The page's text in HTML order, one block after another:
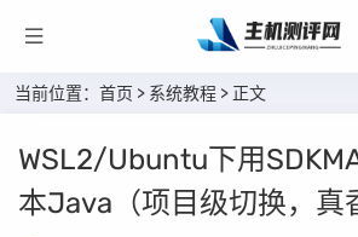
当前位置： 首页 > 系统教程 > 正文
WSL2/Ubuntu下用
本Java（项目级切换，真